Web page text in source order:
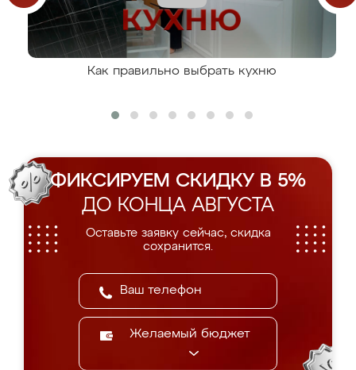
Как правильно выбрать кухню
ФИКСИРУЕМ СКИДКУ В 5%
ДО КОНЦА АВГУСТА
Оставьте заявку сейчас, скидка
сохранится.
Желаемый бюджет